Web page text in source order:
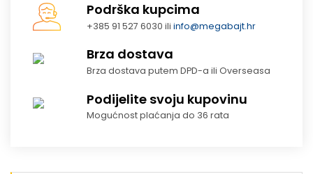
Podrška kupcima
+385 91 527 6030 iliinfo@megabajt.hr
Brza dostava
Brza dostava putem DPD-a ili Overseasa
Podijelite svoju kupovinu
Mogućnost plaćanja do 36 rata